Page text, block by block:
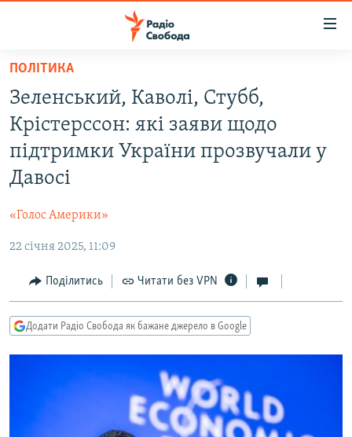
Перейти
основного
матеріалу
Перейти
до
основної
Перейти
до
СТАТТІ
ПОЛІТИКА
СУСПІЛЬСТВО
КУЛЬТУРА
СПОРТ
СВІТ
ВІЙНА
ДОНБАС.РЕАЛІЇ
КРИМ.РЕАЛІЇ
ТИ ЯК?
КИТАЙ.ВИКЛИКИ
СПЕЦПРОЄКТИ
ПОЛІТИКА
Зеленський, Каволі, Стубб,
Крістерссон: які заяви щодо
підтримки України прозвучали у
Давосі
«Голос Америки»
22 січня 2025, 11:09
Поділитись Читати без VPN
Додати Радіо Свобода як бажане джерело в Google